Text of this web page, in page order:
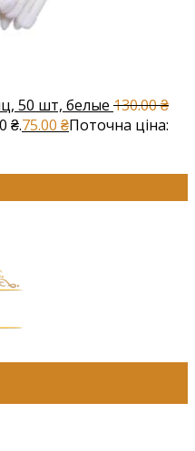
50 шт, белые 130.00₴
₴.75.00 ₴Поточна ціна: